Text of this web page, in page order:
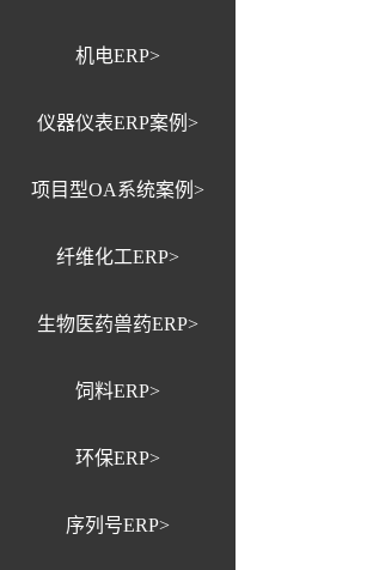
机电ERP>
仪器仪表ERP案例>
项目型OA系统案例>
纤维化工ERP>
生物医药兽药ERP>
饲料ERP>
环保ERP>
序列号ERP>